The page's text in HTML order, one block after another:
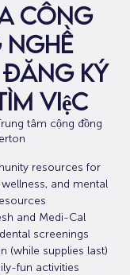
công
nghề
đăng ký
việc
tâm cộng đồng
resources for
and mental
and Medi-Cal
screenings
(while supplies last)
fun activities